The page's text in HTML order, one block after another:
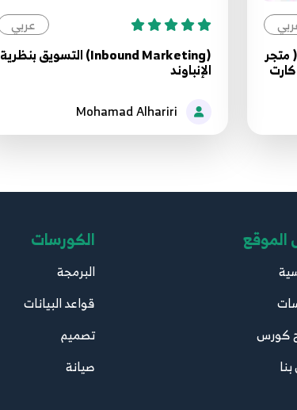
متجر
عربي
(Inbound Marketing) التسويق بنظرية
الإنباوند
الموقع
كورس
الكورسات
البرمجة
قواعد البيانات
تصميم
صيانة